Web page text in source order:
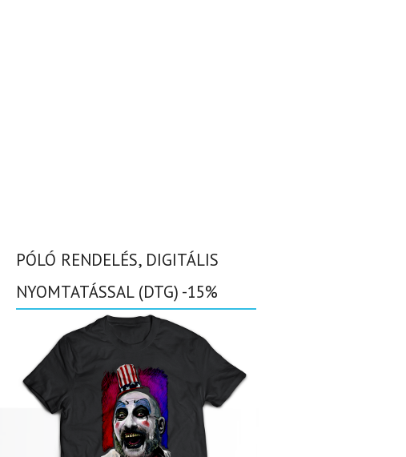
PÓLÓ RENDELÉS, DIGITÁLIS
NYOMTATÁSSAL (DTG) -15%